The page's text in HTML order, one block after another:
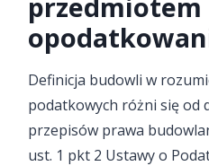
Definicja budowli w
podatkowych różni się od
przepisów prawa
ust. 1 pkt 2 Ustawy o